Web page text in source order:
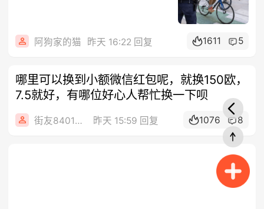
阿狗家的猫 昨天 16:22 回复 1611 5
哪里可以换到小额微信红包呢，就换150欧，
7.5就好，有哪位好心人帮忙换一下呗
街友84014588 昨天 15:59 回复 1076 8